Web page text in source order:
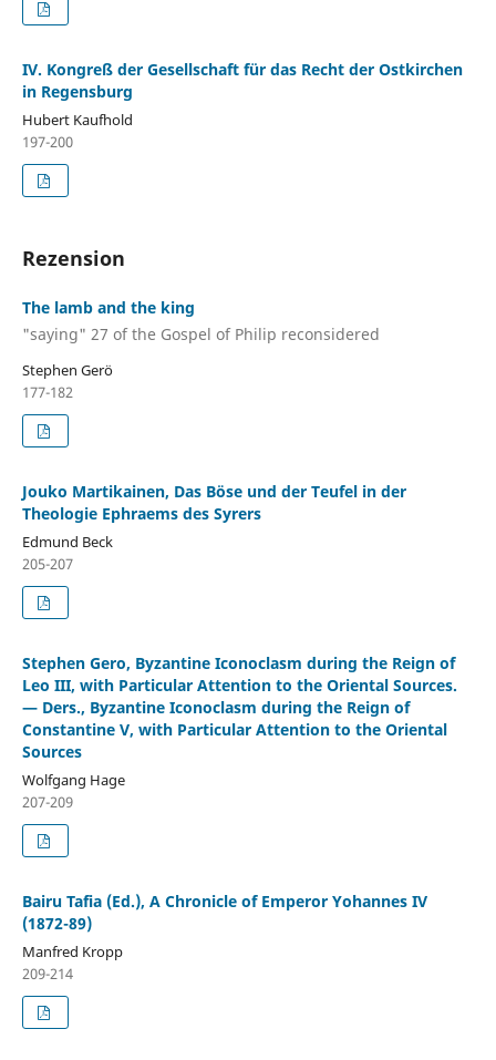
IV. Kongreß der Gesellschaft für das Recht der Ostkirchen
in Regensburg
Hubert Kaufhold
197-200
Rezension
The lamb and the king
"saying" 27 of the Gospel of Philip reconsidered
Stephen Gerö
177-182
Jouko Martikainen, Das Böse und der Teufel in der
Theologie Ephraems des Syrers
Edmund Beck
205-207
Stephen Gero, Byzantine Iconoclasm during the Reign of
Leo III, with Particular Attention to the Oriental Sources.
— Ders., Byzantine Iconoclasm during the Reign of
Constantine V, with Particular Attention to the Oriental
Sources
Wolfgang Hage
207-209
Bairu Tafia (Ed.), A Chronicle of Emperor Yohannes IV
(1872-89)
Manfred Kropp
209-214